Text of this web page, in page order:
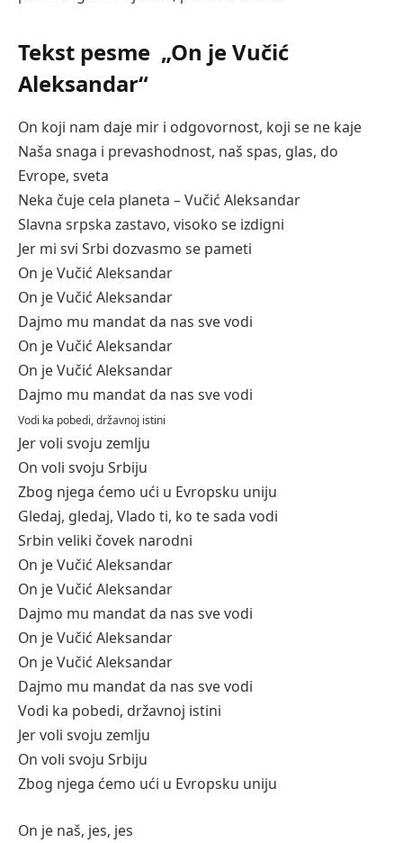
Tekst pesme „On je Vučić
Aleksandar“
On koji nam daje mir i odgovornost, koji se ne kaje
Naša snaga i prevashodnost, naš spas, glas, do
Evrope, sveta
Neka čuje cela planeta – Vučić Aleksandar
Slavna srpska zastavo, visoko se izdigni
Jer mi svi Srbi dozvasmo se pameti
On je Vučić Aleksandar
On je Vučić Aleksandar
Dajmo mu mandat da nas sve vodi
On je Vučić Aleksandar
On je Vučić Aleksandar
Dajmo mu mandat da nas sve vodi
Vodi ka pobedi, državnoj istini
Jer voli svoju zemlju
On voli svoju Srbiju
Zbog njega ćemo ući u Evropsku uniju
Gledaj, gledaj, Vlado ti, ko te sada vodi
Srbin veliki čovek narodni
On je Vučić Aleksandar
On je Vučić Aleksandar
Dajmo mu mandat da nas sve vodi
On je Vučić Aleksandar
On je Vučić Aleksandar
Dajmo mu mandat da nas sve vodi
Vodi ka pobedi, državnoj istini
Jer voli svoju zemlju
On voli svoju Srbiju
Zbog njega ćemo ući u Evropsku uniju
On je naš, jes, jes